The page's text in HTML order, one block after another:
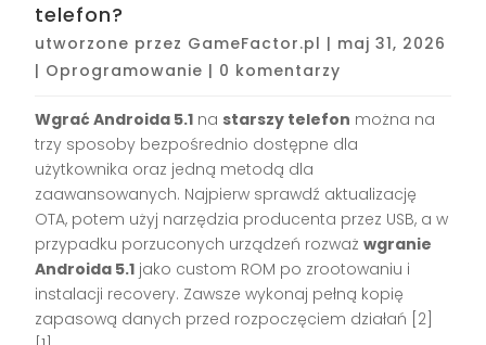
telefon?
utworzone przez GameFactor.pl | maj 31, 2026
| Oprogramowanie | 0 komentarzy
Wgrać Androida 5.1 na starszy telefon można na
trzy sposoby bezpośrednio dostępne dla
użytkownika oraz jedną metodą dla
zaawansowanych. Najpierw sprawdź aktualizację
OTA, potem użyj narzędzia producenta przez USB, a w
przypadku porzuconych urządzeń rozważwgranie
Androida 5.1 jako custom ROM po zrootowaniu i
instalacji recovery. Zawsze wykonaj pełną kopię
zapasową danych przed rozpoczęciem działań [2]